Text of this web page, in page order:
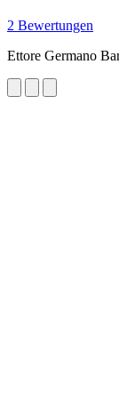
2 Bewertungen
Ettore Germano